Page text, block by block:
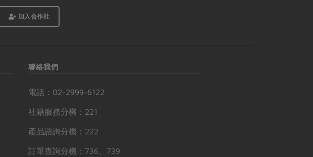
加入合作社
聯絡我們
電話： 02-2999-6122
社籍服務分機：221
產品諮詢分機：222
訂單查詢分機：736、739